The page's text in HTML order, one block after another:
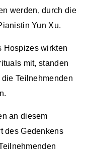
werden, durch die
Yun Xu.
Hospizes wirkten
mit, standen
Teilnehmenden
an diesem
des Gedenkens